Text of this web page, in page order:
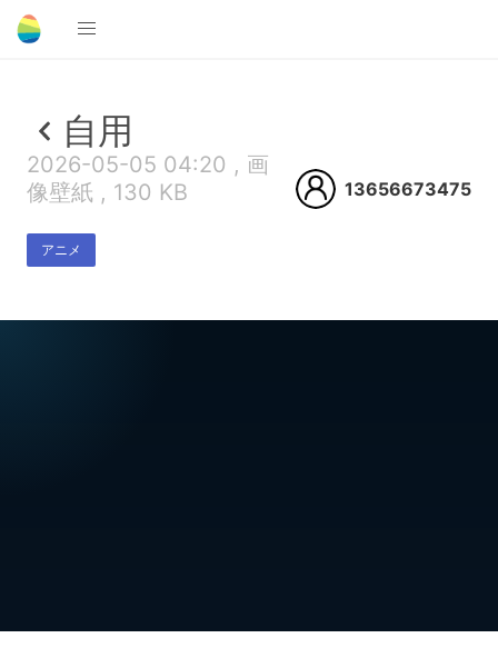
自用
2026-05-05 04:20 , 画
像壁紙 , 130 KB
アニメ
13656673475